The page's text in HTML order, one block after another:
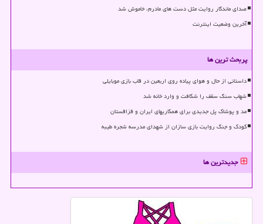
صدای ماندگار روایت مثل دست های مادرم، خاموش شد
آخرین وضعیت اینترنت
پربحث ترین ها
داستانی از حال و هوای پیاده روی اربعین در قاب بازی موبایلی
شهاب سنگ سقف را شکافت و وارد خانه شد
مد و پوشاک پل جدیدی برای همکاریهای ایران و قزاقستان
کودک و جنگ روایت بازی سازان از شهدای مدرسه شجره طیبه
جدیدترین ها